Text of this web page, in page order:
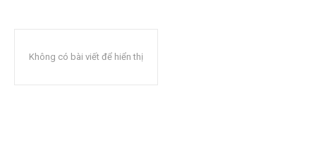
Không có bài viết để hiển thị